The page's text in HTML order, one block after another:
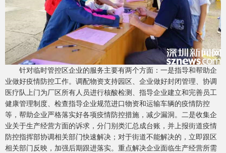
针对临时管控区企业的服务主要有两个方面：一是指导和帮助企
业做好疫情防控工作。调配物资支持园区、企业做好封闭管理、协调
医疗队上门为厂区所有人员进行核酸检测、指导企业建立和完善员工
健康管理制度、检查指导企业规范进口物资和运输车辆的疫情防控
等，帮助企业严格落实好各项疫情防控措施，减少漏洞。二是收集企
业关于生产经营方面的诉求，分门别类汇总成台账，并上报街道疫情
防控指挥部协调相关部门快速解决；对于街道不能解决的，立即跟区
相关部门反映，加强后期跟进落实。重点解决企业面临生产经营所需